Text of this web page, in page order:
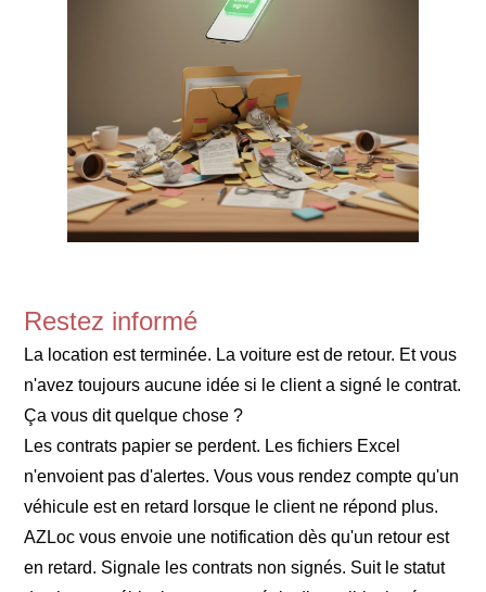
Restez informé
La location est terminée. La voiture est de retour. Et vous
n'avez toujours aucune idée si le client a signé le contrat.
Ça vous dit quelque chose ?
Les contrats papier se perdent. Les fichiers Excel
n'envoient pas d'alertes. Vous vous rendez compte qu'un
véhicule est en retard lorsque le client ne répond plus.
AZLoc vous envoie une notification dès qu'un retour est
en retard. Signale les contrats non signés. Suit le statut